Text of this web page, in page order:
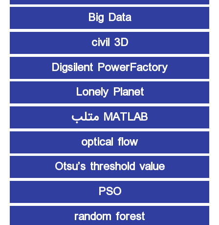
Big Data
civil 3D
Digsilent PowerFactory
Lonely Planet
MATLAB متلب
optical flow
Otsu’s threshold value
PSO
random forest